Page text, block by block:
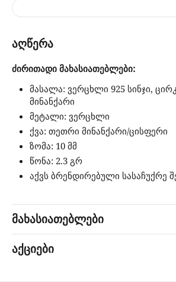
აღწერა
ძირითადი მახასიათებლები:
მასალა: ვერცხლი 925 სინჯი,
მინანქარი
მეტალი: ვერცხლი
ქვა: თეთრი მინანქარი/ცისფერი
ზომა: 10 მმ
წონა: 2.3 გრ
აქვს ბრენდირებული სასაჩუქრე
მახასიათებლები
აქციები